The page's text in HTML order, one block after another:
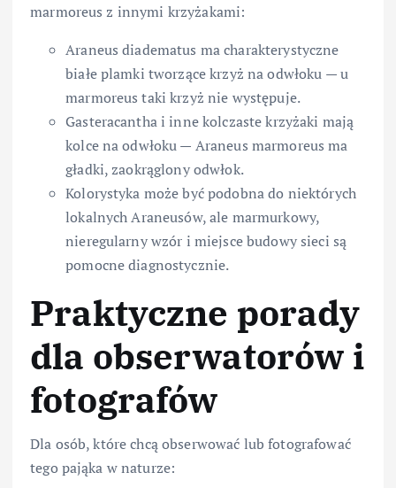
marmoreus z innymi krzyżakami:
Araneus diadematus ma charakterystyczne
białe plamki tworzące krzyż na odwłoku — u
marmoreus taki krzyż nie występuje.
Gasteracantha i inne kolczaste krzyżaki mają
kolce na odwłoku — Araneus marmoreus ma
gładki, zaokrąglony odwłok.
Kolorystyka może być podobna do niektórych
lokalnych Araneusów, ale marmurkowy,
nieregularny wzór i miejsce budowy sieci są
pomocne diagnostycznie.
Praktyczne porady
dla obserwatorów i
fotografów
Dla osób, które chcą obserwować lub fotografować
tego pająka w naturze: